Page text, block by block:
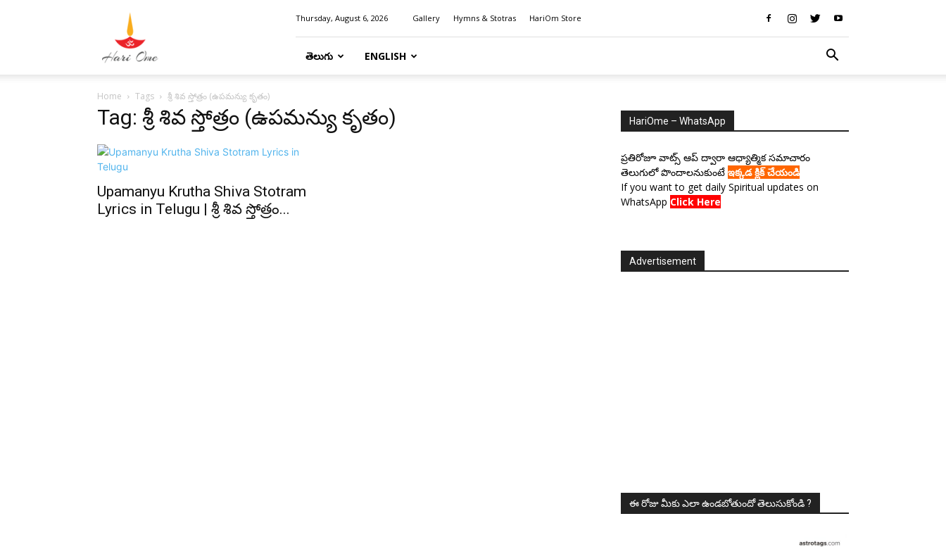
Thursday, August 6, 2026 Gallery Hymns & Stotras HariOm Store
తెలుగు ENGLISH
Home Tags శ్రీ శివ స్తోత్రం (ఉపమన్యు కృతం)
Tag: శ్రీ శివ స్తోత్రం (ఉపమన్యు కృతం)
Upamanyu Krutha Shiva Stotram
Lyrics in Telugu | శ్రీ శివ స్తోత్రం...
HariOme – WhatsApp
ప్రతిరోజూ వాట్స్ ఆప్ ద్వారా ఆధ్యాత్మిక సమాచారం
తెలుగులో పొందాలనుకుంటే ఇక్కడ క్లిక్ చేయండి
If you want to get daily Spiritual updates on
WhatsApp Click Here
Advertisement
ఈ రోజు మీకు ఎలా ఉండబోతుందో తెలుసుకోండి ?